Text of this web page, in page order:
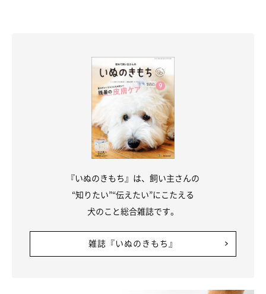
『いぬのきもち』は、飼い主さんの
“知りたい”“伝えたい”にこたえる
犬のこと総合雑誌です。
雑誌『いぬのきもち』